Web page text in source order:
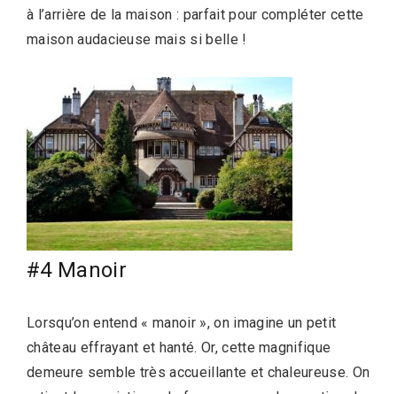
à l’arrière de la maison : parfait pour compléter cette
maison audacieuse mais si belle !
#4 Manoir
Lorsqu’on entend « manoir », on imagine un petit
château effrayant et hanté. Or, cette magnifique
demeure semble très accueillante et chaleureuse. On